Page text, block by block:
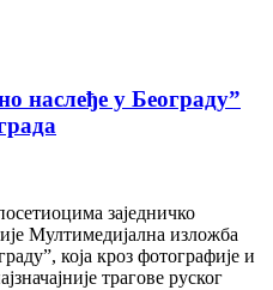
наслеђе у Београду”
заједничко
Мултимедијална изложба
која кроз фотографије и
трагове руског